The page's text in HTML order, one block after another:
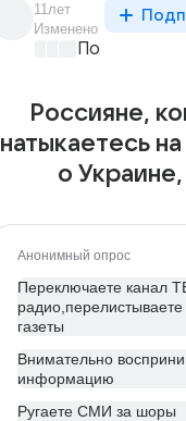
11лет
Изменено
Россияне,
натыкаетесь
о Украине,
Анонимный опрос
Переключаете канал
радио,перелистываете
газеты
Внимательно
информацию
Ругаете СМИ за шоры